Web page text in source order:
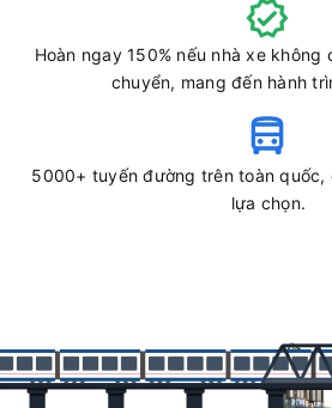
10:3010/08/2026 10/08
Vũng Tàu
Còn trống:
Hải Vân Vũng Tàu
Hoàn ngay 150% nếu nhà xe
chuyển, mang đến hành
5000+ tuyến đường trên toàn quốc,
lựa chọn.